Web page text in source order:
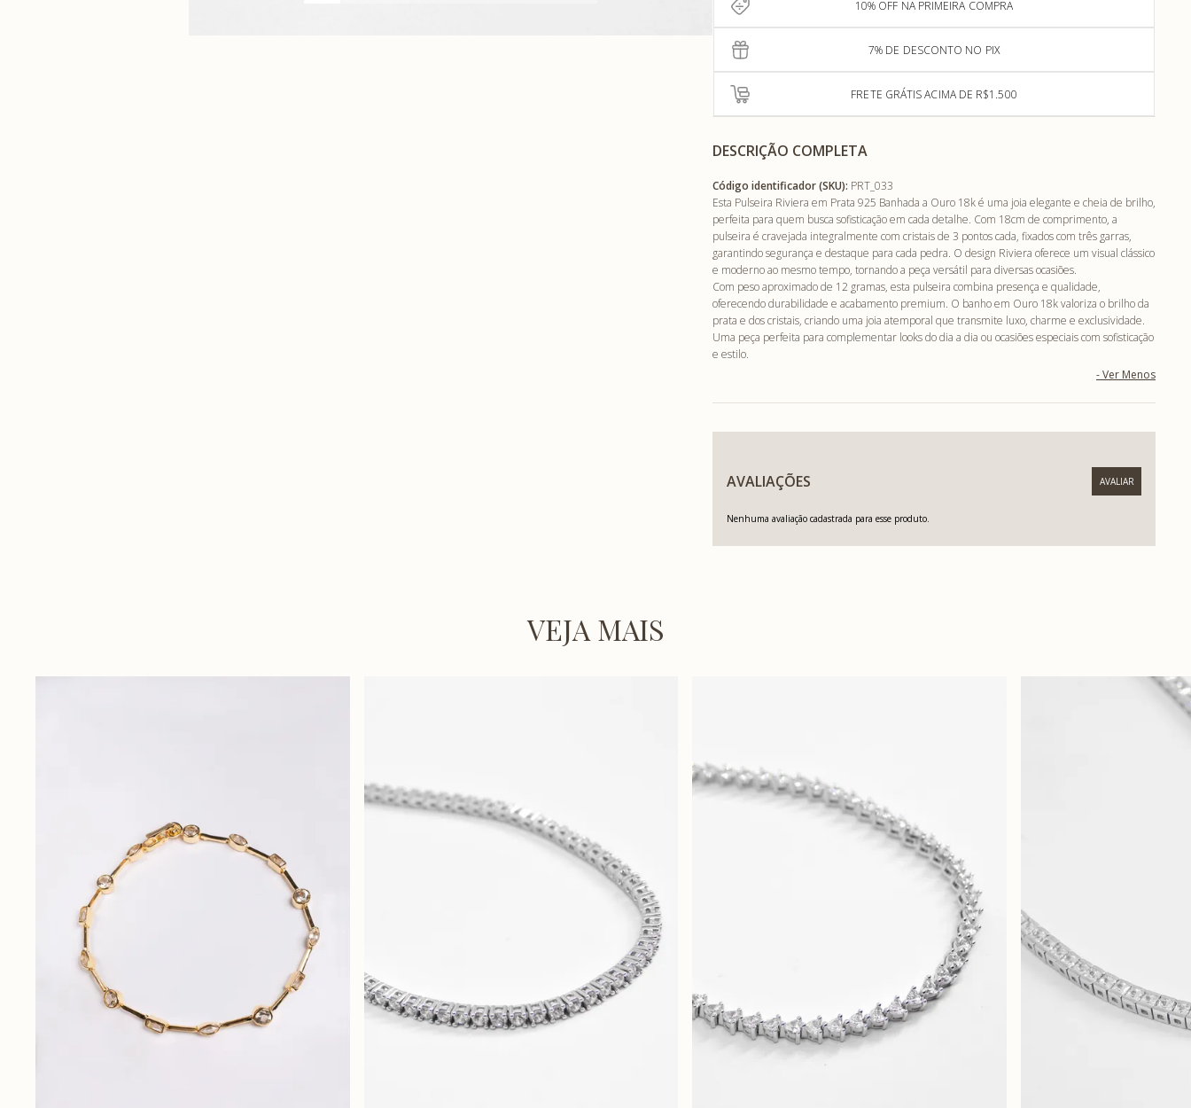
10% OFF NA PRIMEIRA COMPRA
7% DE DESCONTO NO PIX
FRETE GRÁTIS ACIMA DE R$1.500
DESCRIÇÃO COMPLETA
Código identificador (SKU): PRT_033
Esta Pulseira Riviera em Prata 925 Banhada a Ouro 18k é uma joia elegante e cheia de brilho,
perfeita para quem busca sofisticação em cada detalhe. Com 18cm de comprimento, a
pulseira é cravejada integralmente com cristais de 3 pontos cada, fixados com três garras,
garantindo segurança e destaque para cada pedra. O design Riviera oferece um visual clássico
e moderno ao mesmo tempo, tornando a peça versátil para diversas ocasiões.
Com peso aproximado de 12 gramas, esta pulseira combina presença e qualidade,
oferecendo durabilidade e acabamento premium. O banho em Ouro 18k valoriza o brilho da
prata e dos cristais, criando uma joia atemporal que transmite luxo, charme e exclusividade.
Uma peça perfeita para complementar looks do dia a dia ou ocasiões especiais com sofisticação
e estilo.
AVALIAÇÕES
Nenhuma avaliação cadastrada para esse produto.
VEJA MAIS